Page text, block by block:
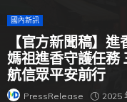
國內新訊
【官方新聞稿】
媽祖進香守護任務
航信眾平安前行
PressRelease 2025